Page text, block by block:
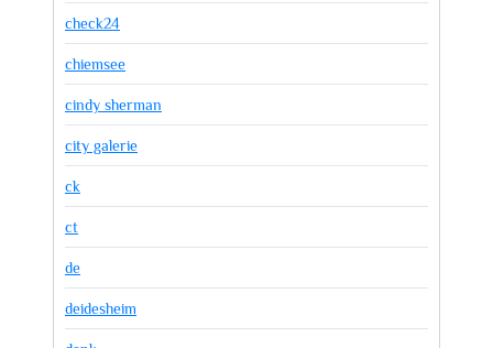
check24
chiemsee
cindy sherman
city galerie
ck
ct
de
deidesheim